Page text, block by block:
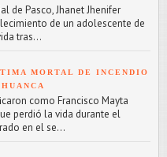
de Pasco, Jhanet Jhenifer
de un adolescente de
tras...
MORTAL DE INCENDIO
como Francisco Mayta
perdió la vida durante el
en el se...